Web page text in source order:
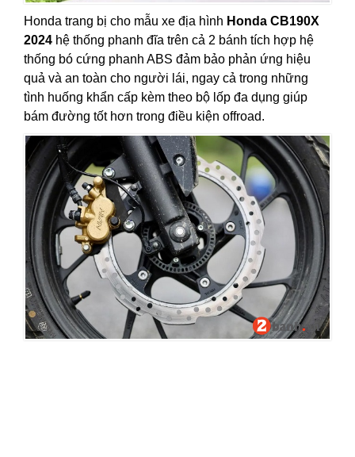
Honda trang bị cho mẫu xe địa hình Honda CB190X
2024 hệ thống phanh đĩa trên cả 2 bánh tích hợp hệ
thống bó cứng phanh ABS đảm bảo phản ứng hiệu
quả và an toàn cho người lái, ngay cả trong những
tình huống khẩn cấp kèm theo bộ lốp đa dụng giúp
bám đường tốt hơn trong điều kiện offroad.